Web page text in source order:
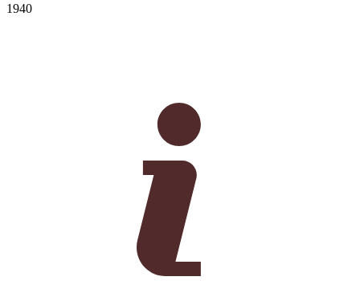
1940